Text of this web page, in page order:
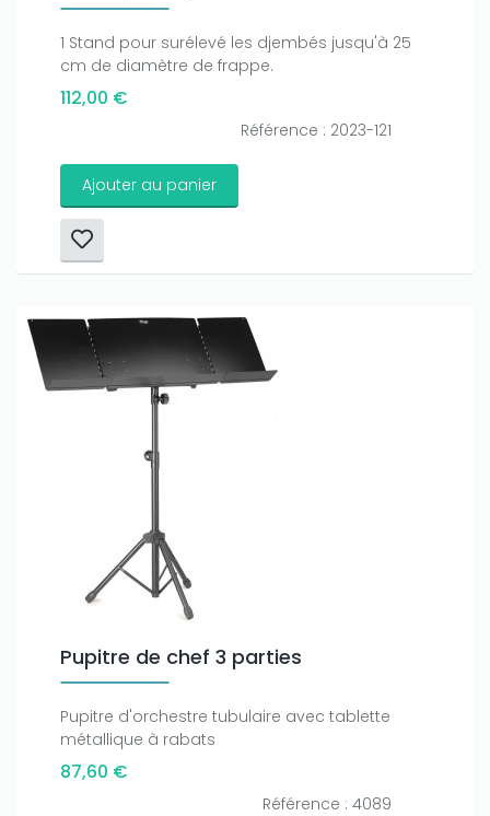
1 Stand pour surélevé les djembés jusqu'à 25
cm de diamètre de frappe.
112,00 €
Référence : 2023-121
Ajouter au panier
Pupitre de chef 3 parties
Pupitre d'orchestre tubulaire avec tablette
métallique à rabats
87,60 €
Référence : 4089